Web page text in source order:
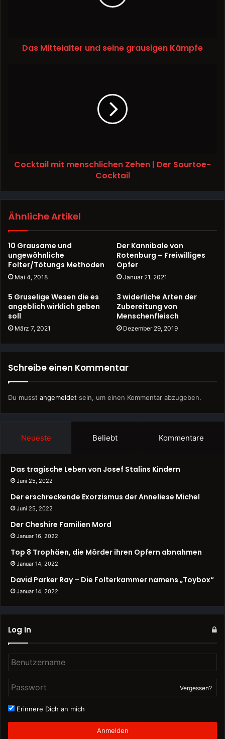
Das Mittelalter und seine grausigen Kämpfe
Cocktail mit menschlichen Zehen | Der Sourtoe-
Cocktail
Ähnliche Artikel
10 Grausame und
ungewöhnliche
Folter/Tötungs Methoden
Mai 4, 2018
Der Kannibale von
Rotenburg – Freiwilliges
Opfer
Januar 21, 2021
5 Gruselige Wesen die es
angeblich wirklich geben
soll
März 7, 2021
3 widerliche Arten der
Zubereitung von
Menschenfleisch
Dezember 29, 2019
Schreibe einen Kommentar
Du musst angemeldet sein, um einen Kommentar abzugeben.
Neueste Beliebt Kommentare
Das tragische Leben von Josef Stalins Kindern
Juni 25, 2022
Der erschreckende Exorzismus der Anneliese Michel
Juni 25, 2022
Der Cheshire Familien Mord
Januar 16, 2022
Top 8 Trophäen, die Mörder ihren Opfern abnahmen
Januar 14, 2022
David Parker Ray – Die Folterkammer namens „Toybox“
Januar 14, 2022
Log In
Vergessen?
Erinnere Dich an mich
Anmelden